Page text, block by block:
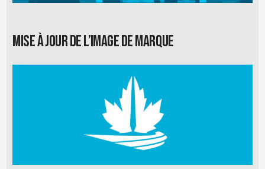
Mise à jour de l’image de marque